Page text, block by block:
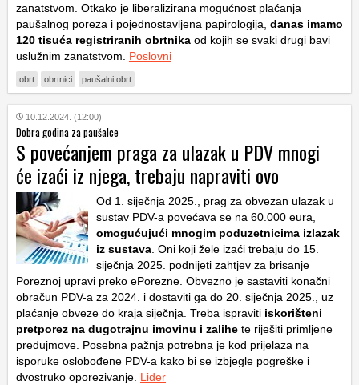
zanatstvom. Otkako je liberalizirana mogućnost plaćanja
paušalnog poreza i pojednostavljena papirologija, danas imamo
120 tisuća registriranih obrtnika od kojih se svaki drugi bavi
uslužnim zanatstvom. Poslovni
obrt obrtnici paušalni obrt
10.12.2024. (12:00)
Dobra godina za paušalce
S povećanjem praga za ulazak u PDV mnogi
će izaći iz njega, trebaju napraviti ovo
Od 1. siječnja 2025., prag za obvezan ulazak u
sustav PDV-a povećava se na 60.000 eura,
omogućujući mnogim poduzetnicima izlazak
iz sustava . Oni koji žele izaći trebaju do 15.
siječnja 2025. podnijeti zahtjev za brisanje
Poreznoj upravi preko ePorezne. Obvezno je sastaviti konačni
obračun PDV-a za 2024. i dostaviti ga do 20. siječnja 2025., uz
plaćanje obveze do kraja siječnja. Treba ispraviti iskorišteni
pretporez na dugotrajnu imovinu i zalihe te riješiti primljene
predujmove. Posebna pažnja potrebna je kod prijelaza na
isporuke oslobođene PDV-a kako bi se izbjegle pogreške i
dvostruko oporezivanje. Lider